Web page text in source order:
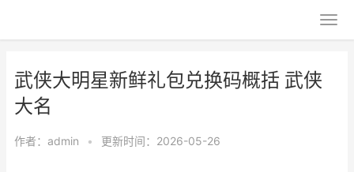
武侠大明星新鲜礼包兑换码概括 武侠
大名
作者： admin • 更新时间：2026-05-26